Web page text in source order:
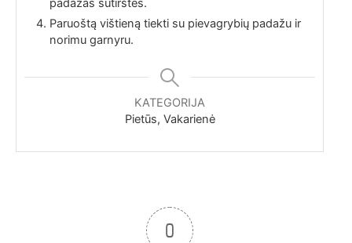
padažas sutirštės.
Paruoštą vištieną tiekti su pievagrybių padažu ir
norimu garnyru.
KATEGORIJA
Pietūs, Vakarienė
0